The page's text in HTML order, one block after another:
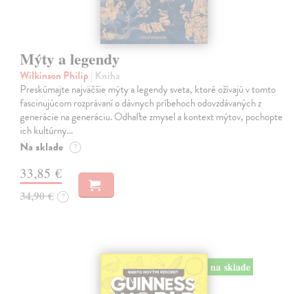
Mýty a legendy
Wilkinson Philip | Kniha
Preskúmajte najväčšie mýty a legendy sveta, ktoré ožívajú v tomto
fascinujúcom rozprávaní o dávnych príbehoch odovzdávaných z
generácie na generáciu. Odhaľte zmysel a kontext mýtov, pochopte
ich kultúrny…
Na sklade ?
33,85 €
34,90 € ?
na sklade